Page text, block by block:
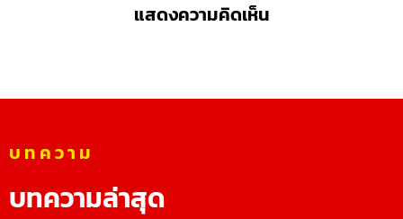
แสดงความคิดเห็น
บทความ
บทความล่าสุด